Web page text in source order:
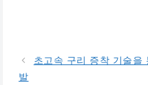
초고속 구리 증착 기술을
발